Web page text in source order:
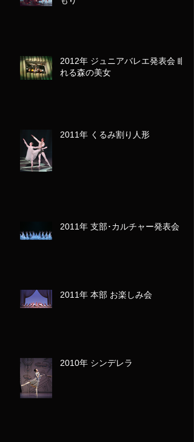
2012年 ジュニアバレエ発表会 眠
れる森の美女
2011年 くるみ割り人形
2011年 支部･カルチャー発表会
2011年 本部 お楽しみ会
2010年 シンデレラ